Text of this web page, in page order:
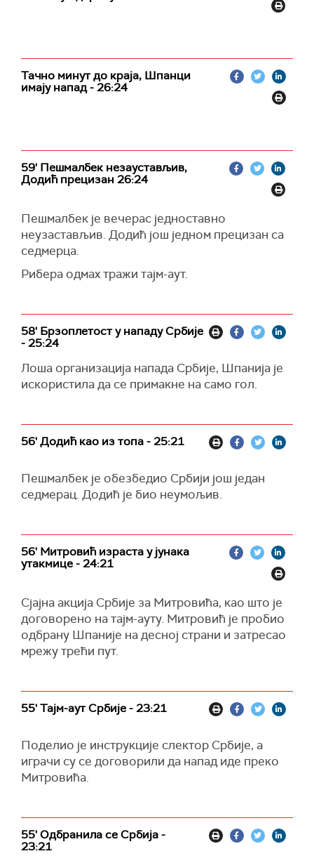
Тачно минут до краја, Шпанци
имају напад - 26:24
59' Пешмалбек незаустављив,
Додић прецизан 26:24
Пешмалбек је вечерас једноставно
неузастављив. Додић још једном прецизан са
седмерца.
Рибера одмах тражи тајм-аут.
58' Брзоплетост у нападу Србије
- 25:24
Лоша организација напада Србије, Шпанија је
искористила да се примакне на само гол.
56' Додић као из топа - 25:21
Пешмалбек је обезбедио Србији још један
седмерац. Додић је био неумољив.
56' Митровић израста у јунака
утакмице - 24:21
Сјајна акција Србије за Митровића, као што је
договорено на тајм-ауту. Митровић је пробио
одбрану Шпаније на десној страни и затресао
мрежу трећи пут.
55' Тајм-аут Србије - 23:21
Поделио је инструкције слектор Србије, а
играчи су се договорили да напад иде преко
Митровића.
55' Одбранила се Србија -
23:21